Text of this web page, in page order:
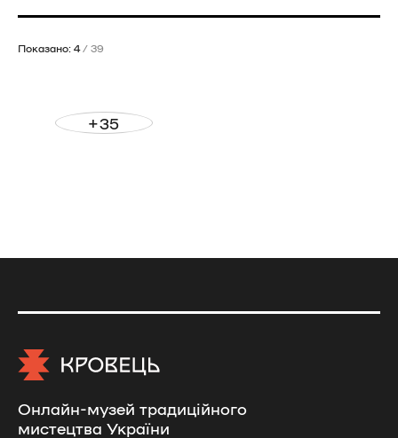
Показано: 4 / 39
+35
Онлайн-музей традиційного
мистецтва України